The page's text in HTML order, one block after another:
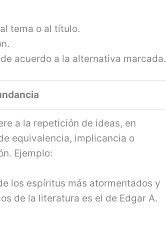
tema o al título.
acuerdo a la alternativa marcada.
a la repetición de ideas, en
equivalencia, implicancia o
Ejemplo:
los espíritus más atormentados y
de la literatura es el de Edgar A.